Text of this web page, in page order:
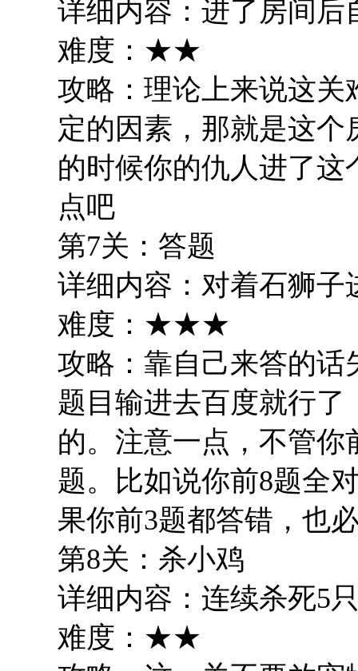
详细内容：进了房间后
难度：★★
攻略：理论上来说这关
定的因素，那就是这
的时候你的仇人进了
点吧
第7关：答题
详细内容：对着石狮子
难度：★★★
攻略：靠自己来答的话
题目输进去百度就行
的。注意一点，不管
题。比如说你前8题全
果你前3题都答错，也
第8关：杀小鸡
详细内容：连续杀死5
难度：★★